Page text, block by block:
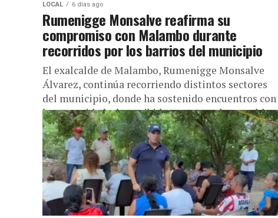
LOCAL 6 días ago
Rumenigge Monsalve reafirma su
compromiso con Malambo durante
recorridos por los barrios del municipio
El exalcalde de Malambo, Rumenigge Monsalve
Álvarez, continúa recorriendo distintos sectores
del municipio, donde ha sostenido encuentros con
la comunidad y ha recibido muestras de respaldo...